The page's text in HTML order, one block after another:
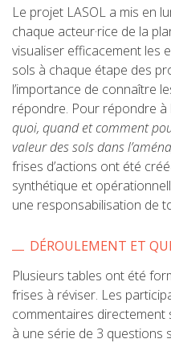
Le projet LASOL a mis en
chaque acteur·rice de la
visualiser efficacement les
sols à chaque étape des
l’importance de connaître
répondre. Pour répondre à
quoi, quand et comment
valeur des sols dans
frises d’actions ont été
synthétique et
une responsabilisation de
DÉROULEMENT ET
Plusieurs tables ont été
frises à réviser. Les
commentaires
à une série de 3 questions